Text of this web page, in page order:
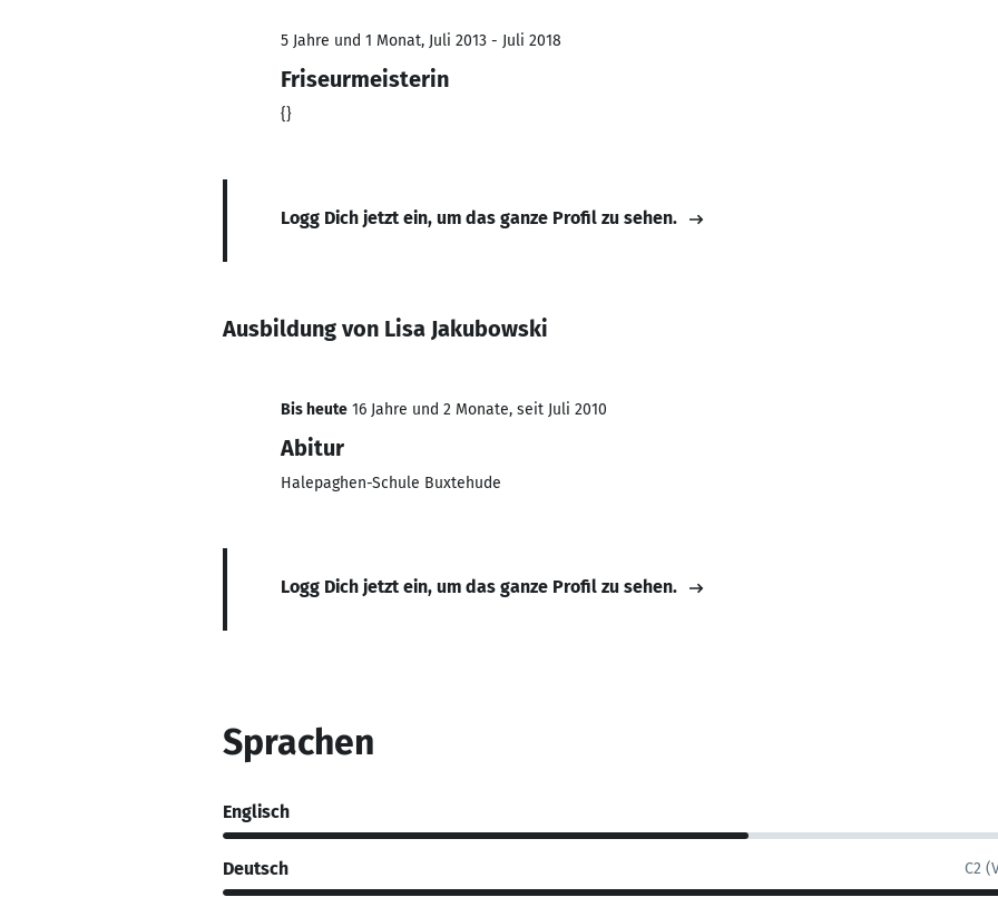
5 Jahre und 1 Monat, Juli 2013 - Juli 2018
Friseurmeisterin
{}
Logg Dich jetzt ein, um das ganze Profil zu sehen.
Ausbildung von Lisa Jakubowski
Bis heute 16 Jahre und 2 Monate, seit Juli 2010
Abitur
Halepaghen-Schule Buxtehude
Logg Dich jetzt ein, um das ganze Profil zu sehen.
Sprachen
Englisch
Deutsch C2